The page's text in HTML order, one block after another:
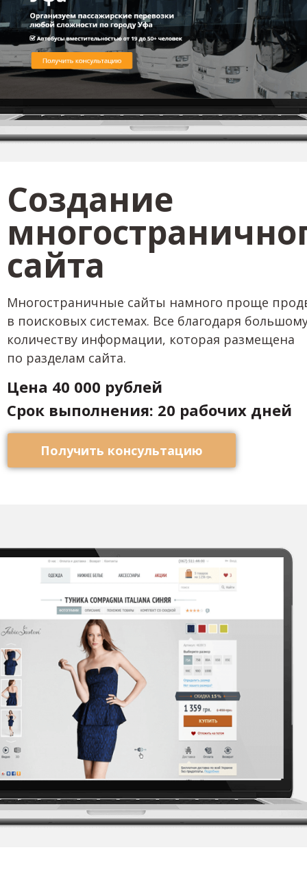
Цена 40 000 рублей
Срок выполнения: 20 рабочих дней
Получить консультацию
Создание
сайта
Многостраничные сайты намного проще
в поисковых системах. Все благодаря
количеству информации, которая размещена
по разделам сайта.